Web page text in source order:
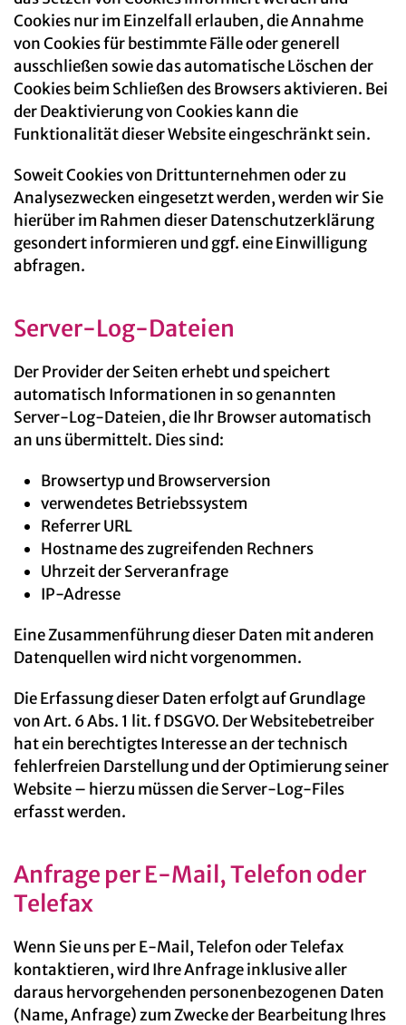
Cookies nur im Einzelfall erlauben, die Annahme
von Cookies für bestimmte Fälle oder generell
ausschließen sowie das automatische Löschen der
Cookies beim Schließen des Browsers aktivieren. Bei
der Deaktivierung von Cookies kann die
Funktionalität dieser Website eingeschränkt sein.
Soweit Cookies von Drittunternehmen oder zu
Analysezwecken eingesetzt werden, werden wir Sie
hierüber im Rahmen dieser Datenschutzerklärung
gesondert informieren und ggf. eine Einwilligung
abfragen.
Server-Log-Dateien
Der Provider der Seiten erhebt und speichert
automatisch Informationen in so genannten
Server-Log-Dateien, die Ihr Browser automatisch
an uns übermittelt. Dies sind:
Browsertyp und Browserversion
verwendetes Betriebssystem
Referrer URL
Hostname des zugreifenden Rechners
Uhrzeit der Serveranfrage
IP-Adresse
Eine Zusammenführung dieser Daten mit anderen
Datenquellen wird nicht vorgenommen.
Die Erfassung dieser Daten erfolgt auf Grundlage
von Art. 6 Abs. 1 lit. f DSGVO. Der Websitebetreiber
hat ein berechtigtes Interesse an der technisch
fehlerfreien Darstellung und der Optimierung seiner
Website – hierzu müssen die Server-Log-Files
erfasst werden.
Anfrage per E-Mail, Telefon oder
Telefax
Wenn Sie uns per E-Mail, Telefon oder Telefax
kontaktieren, wird Ihre Anfrage inklusive aller
daraus hervorgehenden personenbezogenen Daten
(Name, Anfrage) zum Zwecke der Bearbeitung Ihres